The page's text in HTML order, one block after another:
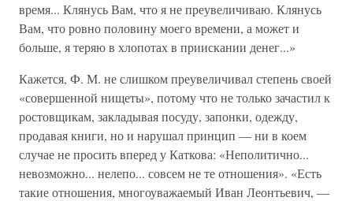
время... Клянусь Вам, что я не преувеличиваю. Клянусь
Вам, что ровно половину моего времени, а может и
больше, я теряю в хлопотах в приискании денег...»
Кажется, Ф. М. не слишком преувеличивал степень своей
«совершенной нищеты», потому что не только зачастил к
ростовщикам, закладывая посуду, запонки, одежду,
продавая книги, но и нарушал принцип — ни в коем
случае не просить вперед у Каткова: «Неполитично...
невозможно... нелепо... совсем не те отношения». «Есть
такие отношения, многоуважаемый Иван Леонтьевич, —